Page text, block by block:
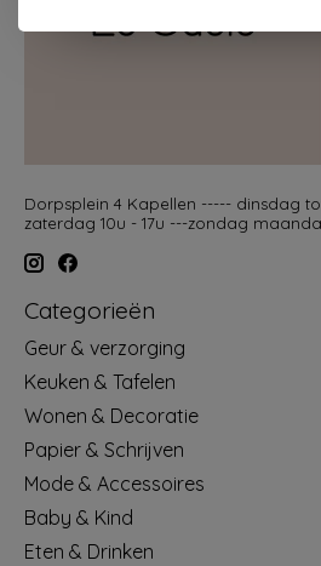
Dorpsplein 4 Kapellen ----- dinsdag
zaterdag 10u - 17u ---zondag
Categorieën
Geur & verzorging
Keuken & Tafelen
Wonen & Decoratie
Papier & Schrijven
Mode & Accessoires
Baby & Kind
Eten & Drinken